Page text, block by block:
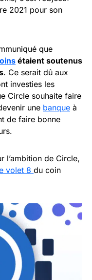
2021 pour son
que
étaient soutenus
. Ce serait dû aux
investies les
Circle souhaite faire
une banque à
de faire bonne
l’ambition de Circle,
volet 8 du coin